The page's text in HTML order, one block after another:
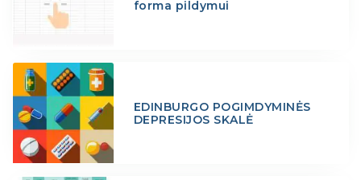
forma pildymui
EDINBURGO POGIMDYMINĖS
DEPRESIJOS SKALĖ